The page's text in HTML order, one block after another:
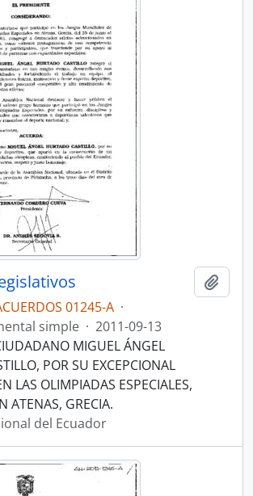
01245-A ·
simple · 2011-09-13
MIGUEL ÁNGEL
POR SU EXCEPCIONAL
LAS OLIMPIADAS ESPECIALES,
ATENAS, GRECIA.
del Ecuador